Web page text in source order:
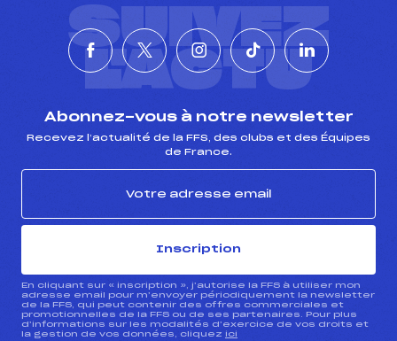
SUIVEZ
L'ACTU
Abonnez-vous à notre newsletter
Recevez l’actualité de la FFS, des clubs et des Équipes
de France.
Inscription
En cliquant sur « inscription », j’autorise la FFS à utiliser mon
adresse email pour m’envoyer périodiquement la newsletter
de la FFS, qui peut contenir des offres commerciales et
promotionnelles de la FFS ou de ses partenaires. Pour plus
d’informations sur les modalités d’exercice de vos droits et
la gestion de vos données, cliquez ici